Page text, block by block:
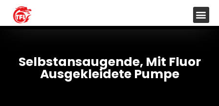
Selbstansaugende, Mit Fluor
Ausgekleidete Pumpe